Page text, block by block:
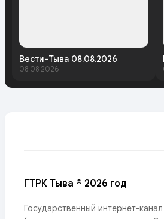
Вести-Тыва 08.08.2026
08.08.2026
ГТРК Тыва © 2026 год
Государственный интернет-